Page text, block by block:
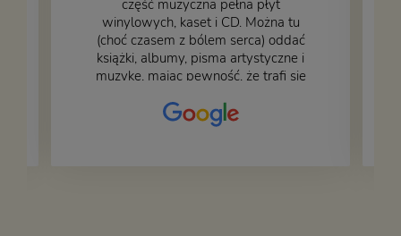
część muzyczna pełna płyt
winylowych, kaset i CD. Można tu
(choć czasem z bólem serca) oddać
książki, albumy, pisma artystyczne i
muzykę, mając pewność, że trafi się
– nasze książki w trakcie
przepakowywania. Część oddaliśmy